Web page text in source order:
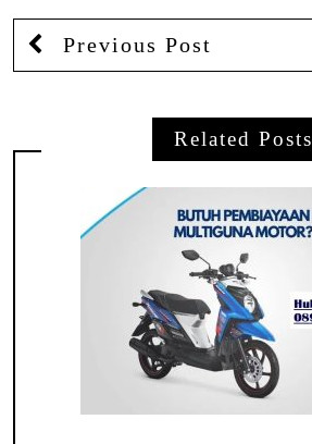
Previous Post
Related Posts